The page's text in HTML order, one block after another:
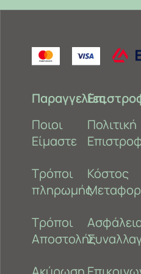
Παραγγελίες
Ποιοι
Είμαστε
Τρόποι
πληρωμής
Τρόποι
Αποστολής
Πολιτική
Κόστος